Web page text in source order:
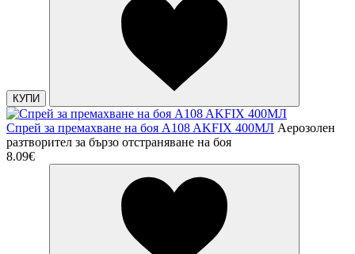
КУПИ
Спрей за премахване на боя A108 AKFIX 400МЛ Аерозолен
разтворител за бързо отстраняване на боя
8.09€